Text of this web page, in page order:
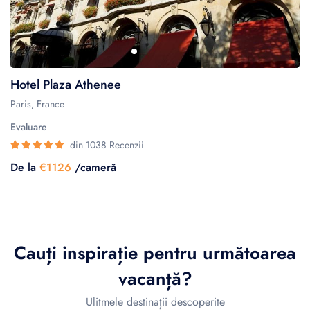
Hotel Plaza Athenee
Paris, France
Evaluare
din 1038 Recenzii
De la €1126 /cameră
Cauți inspirație pentru următoarea
vacanță?
Ulitmele destinații descoperite